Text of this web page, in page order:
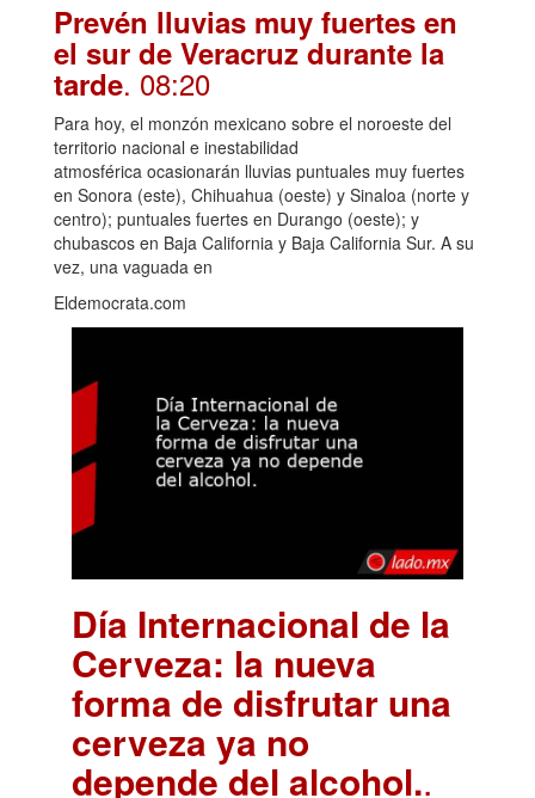
Prevén lluvias muy fuertes en
el sur de Veracruz durante la
tarde. 08:20
Para hoy, el monzón mexicano sobre el noroeste del
territorio nacional e inestabilidad
atmosférica ocasionarán lluvias puntuales muy fuertes
en Sonora (este), Chihuahua (oeste) y Sinaloa (norte y
centro); puntuales fuertes en Durango (oeste); y
chubascos en Baja California y Baja California Sur. A su
vez, una vaguada en
Eldemocrata.com
Día Internacional de la
Cerveza: la nueva
forma de disfrutar una
cerveza ya no
depende del alcohol..